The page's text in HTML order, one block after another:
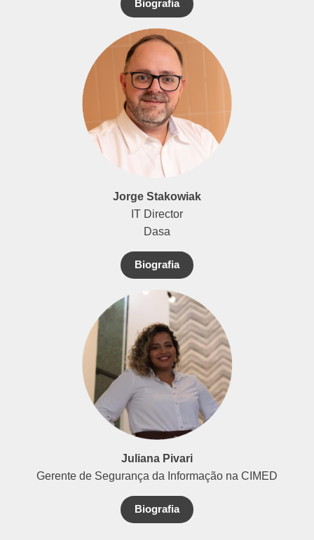
Biografia
Jorge Stakowiak
IT Director
Dasa
Biografia
Juliana Pivari
Gerente de Segurança da Informação na CIMED
Biografia